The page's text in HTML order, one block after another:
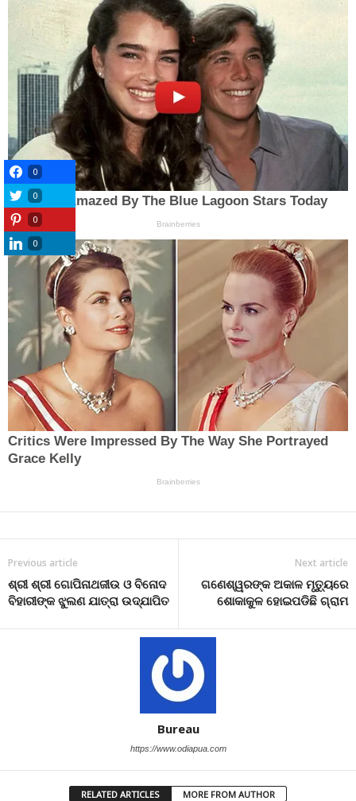
Previous article
ଶ୍ରୀ ଶ୍ରୀ ଗୋପିନାଥଜୀଉ ଓ ବିନୋଦ
ବିହାରୀଙ୍କ ଝୁଲଣ ଯାତ୍ରା ଉଦ୍‌ଯାପିତ
Next article
ଗଣେଶ୍ୱରଙ୍କ ଅକାଳ ମୃତ୍ୟୁରେ
ଶୋକାକୁଳ ହୋଇପଡିଛି ଗ୍ରାମ
Bureau
https://www.odiapua.com
RELATED ARTICLES MORE FROM AUTHOR
0
0
0
0